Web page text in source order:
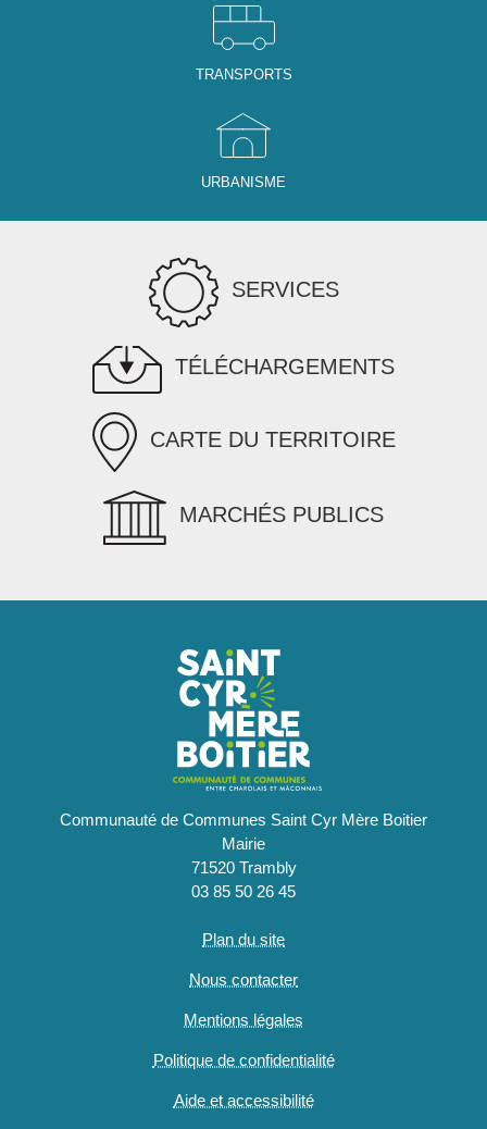
TRANSPORTS
URBANISME
SERVICES
TÉLÉCHARGEMENTS
CARTE DU TERRITOIRE
MARCHÉS PUBLICS
Communauté de Communes Saint Cyr Mère Boitier
Mairie
71520 Trambly
03 85 50 26 45
Plan du site
Nous contacter
Mentions légales
Politique de confidentialité
Aide et accessibilité